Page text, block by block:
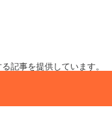
記事を提供しています。